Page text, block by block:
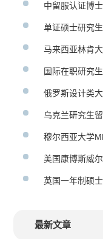
中留服认证博
单证硕士研究
马来西亚林肯
国际在职研究
俄罗斯设计类
乌克兰研究生
穆尔西亚大学
美国康博斯威
英国一年制硕
最新文章